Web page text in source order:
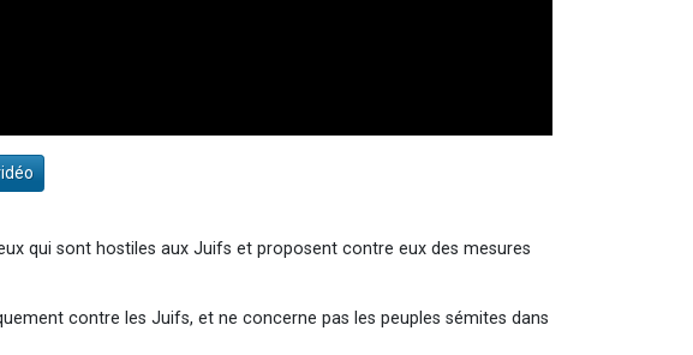
qui sont hostiles aux Juifs et proposent contre eux des mesures
contre les Juifs, et ne concerne pas les peuples sémites dans